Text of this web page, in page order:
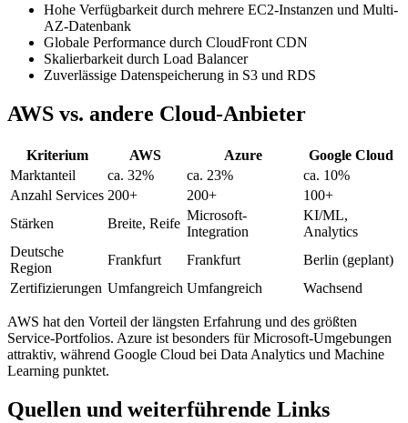
Hohe Verfügbarkeit durch mehrere EC2-Instanzen und Multi-
AZ-Datenbank
Globale Performance durch CloudFront CDN
Skalierbarkeit durch Load Balancer
Zuverlässige Datenspeicherung in S3 und RDS
AWS vs. andere Cloud-Anbieter
Kriterium AWS Azure
Google Cloud
Marktanteil
ca. 32% ca. 23%
ca. 10%
Anzahl Services 200+ 200+
100+
Stärken
Breite, Reife
Microsoft-
Integration
KI/ML,
Analytics
Deutsche
Region
Frankfurt Frankfurt
Berlin (geplant)
Zertifizierungen Umfangreich Umfangreich Wachsend
AWS hat den Vorteil der längsten Erfahrung und des größten
Service-Portfolios. Azure ist besonders für Microsoft-Umgebungen
attraktiv, während Google Cloud bei Data Analytics und Machine
Learning punktet.
Quellen und weiterführende Links